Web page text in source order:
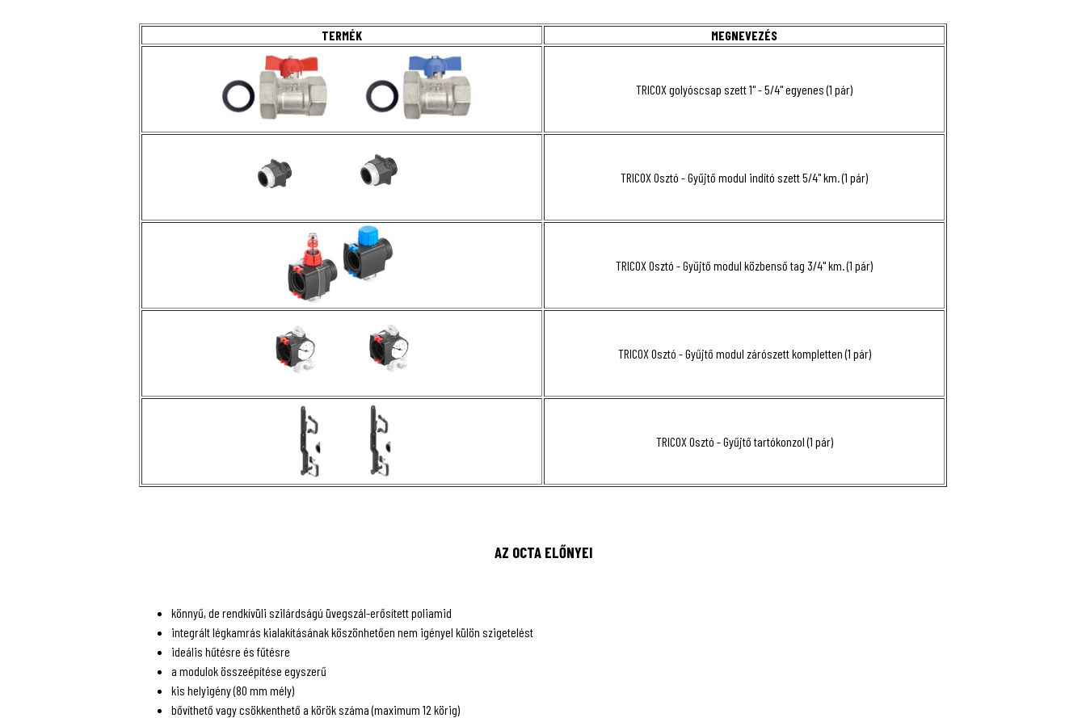
TERMÉK MEGNEVEZÉS
TRICOX golyóscsap szett 1" - 5/4" egyenes (1 pár)
TRICOX Osztó - Gyűjtő modul indító szett 5/4" km. (1 pár)
TRICOX Osztó - Gyűjtő modul közbenső tag 3/4" km. (1 pár)
TRICOX Osztó - Gyűjtő modul zárószett kompletten (1 pár)
TRICOX Osztó - Gyűjtő tartókonzol (1 pár)
AZ OCTA ELŐNYEI
könnyű, de rendkívüli szilárdságú üvegszál-erősített poliamid
integrált légkamrás kialakításának köszönhetően nem igényel külön szigetelést
ideális hűtésre és fűtésre
a modulok összeépítése egyszerű
kis helyigény (80 mm mély)
bővíthető vagy csökkenthető a körök száma (maximum 12 körig)